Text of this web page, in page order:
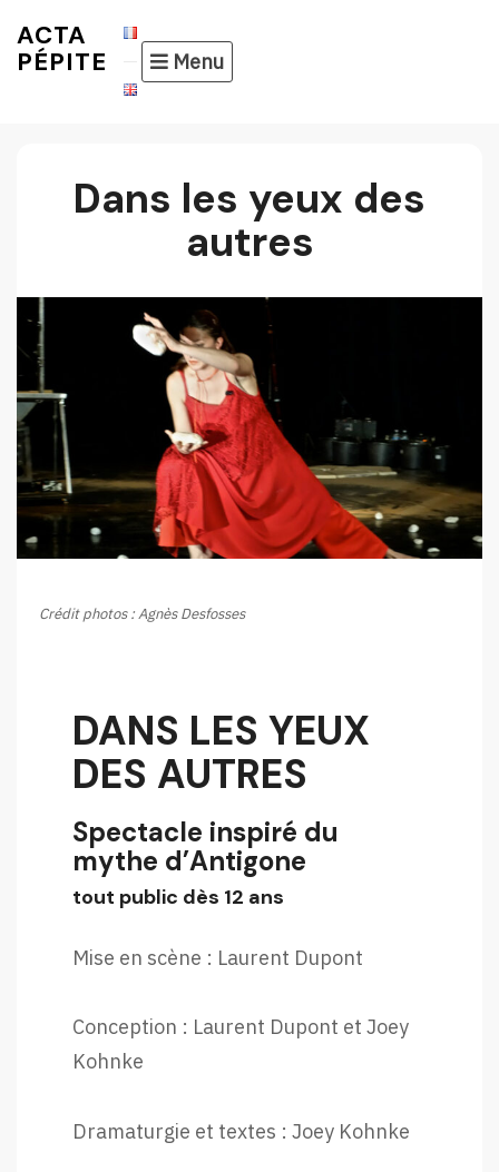
toACTA
PÉPITE
Menu
Dans les yeux des
autres
Crédit photos : Agnès Desfosses
DANS LES YEUX
DES AUTRES
Spectacle inspiré du
mythe d’Antigone
tout public dès 12 ans
Mise en scène : Laurent Dupont
Conception : Laurent Dupont et Joey
Kohnke
Dramaturgie et textes : Joey Kohnke